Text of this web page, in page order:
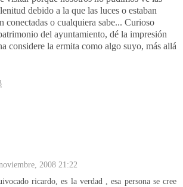
debido a la que las luces o estaban
conectadas o cualquiera sabe... Curioso
del ayuntamiento, dé la impresión
considere la ermita como algo suyo, más allá
2008 21:22
ricardo, es la verdad , esa persona se cree